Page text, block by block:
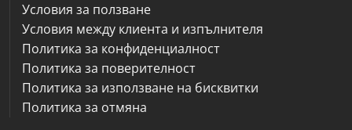
Условия за ползване
Условия между клиента и изпълнителя
Политика за конфиденциалност
Политика за поверителност
Политика за използване на бисквитки
Политика за отмяна